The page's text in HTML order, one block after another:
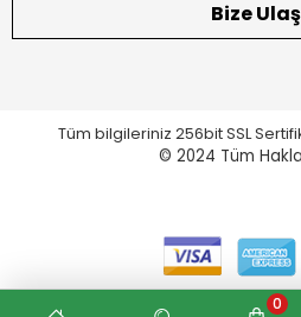
Bize
Tüm bilgileriniz 256bit SSL
© 2024 Tüm
0